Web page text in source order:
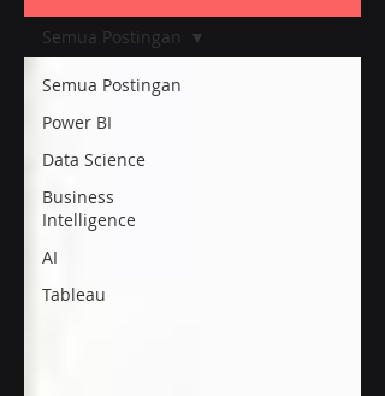
Semua Postingan
Power BI
Data Science
Business
Intelligence
AI
Tableau
Semua Postingan